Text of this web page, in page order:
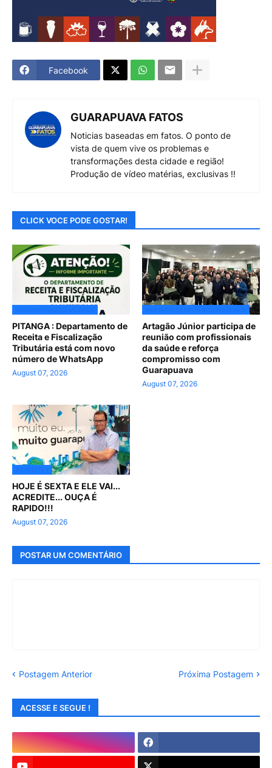
Facebook
GUARAPUAVA FATOS
Noticias baseadas em fatos. O ponto de
vista de quem vive os problemas e
transformações desta cidade e região!
Produção de vídeo matérias, exclusivas !!
CLICK VOCE PODE GOSTAR!
PITANGA : Departamento de
Receita e Fiscalização
Tributária está com novo
número de WhatsApp
August 07, 2026
Artagão Júnior participa de
reunião com profissionais
da saúde e reforça
compromisso com
Guarapuava
August 07, 2026
HOJE É SEXTA E ELE VAI...
ACREDITE... OUÇA É
RAPIDO!!!
August 07, 2026
POSTAR UM COMENTÁRIO
Postagem Anterior Próxima Postagem
ACESSE E SEGUE !